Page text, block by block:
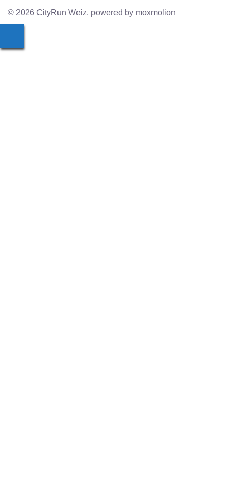
© 2026 CityRun Weiz. powered by moxmolion